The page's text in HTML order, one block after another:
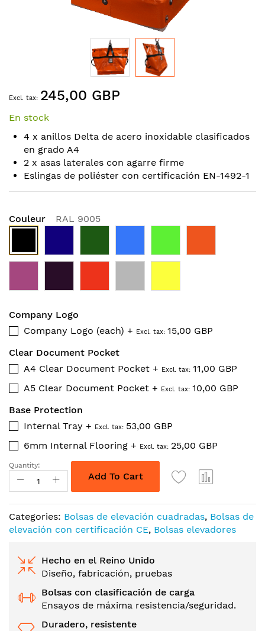
to
beginning
of
images
gallery
245,00 GBP
En stock
4 x anillos Delta de acero inoxidable clasificados
en grado A4
2 x asas laterales con agarre firme
Eslingas de poliéster con certificación EN-1492-1
Couleur RAL 9005
Company Logo
Company Logo (each) +
15,00 GBP
Clear Document Pocket
A4 Clear Document Pocket +
11,00 GBP
A5 Clear Document Pocket +
10,00 GBP
Base Protection
Internal Tray +
53,00 GBP
6mm Internal Flooring + 25,00 GBP
Quantity:
Add To Cart
Categories: Bolsas de elevación cuadradas, Bolsas de
elevación con certificación CE, Bolsas elevadores
Hecho en el Reino Unido
Diseño, fabricación, pruebas
Bolsas con clasificación de carga
Ensayos de máxima resistencia/seguridad.
Duradero, resistente